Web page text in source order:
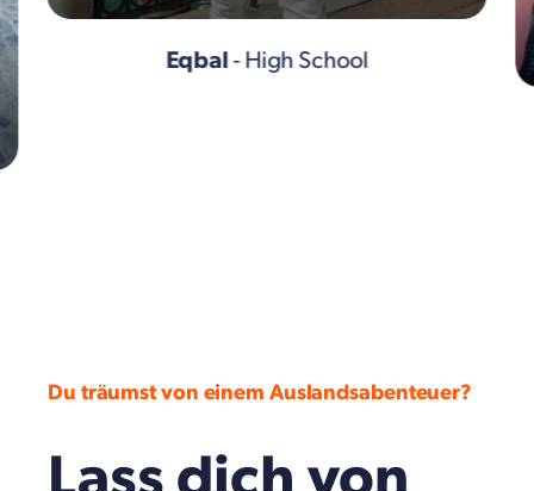
Eqbal- High School
Du träumst von einem Auslandsabenteuer?